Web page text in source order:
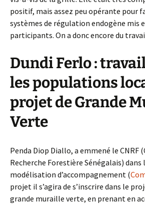
positif, mais assez peu opérante pour
systèmes de régulation endogène mis
participants. On a donc encore du
Dundi Ferlo :
les populations
projet de Grande
Verte
Penda Diop Diallo, a emmené le CNRF
Recherche Forestière Sénégalais) dans
modélisation d’accompagnement (
projet il s’agira de s’inscrire dans le
grande muraille verte, en prenant en